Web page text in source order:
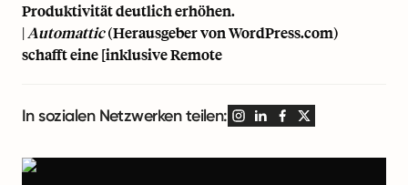
Produktivität deutlich erhöhen.
|Automattic(Herausgeber von WordPress.com)
schafft eine [inklusive Remote
In sozialen Netzwerken teilen: